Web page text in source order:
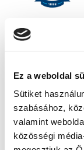
Ez a weboldal
Sütiket
szabásához,
valamint
közösségi
MTK
Ne maradjon le